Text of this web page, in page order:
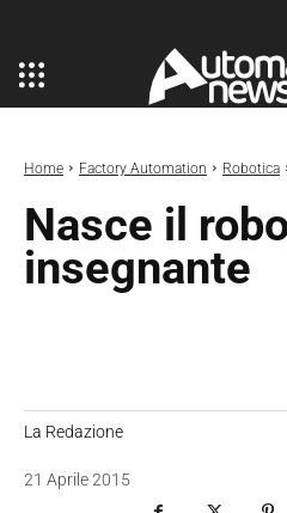
Home Factory Automation Robotica
Nasce il
insegnante
La Redazione
21 Aprile 2015